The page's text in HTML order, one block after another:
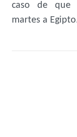
caso de que
martes a